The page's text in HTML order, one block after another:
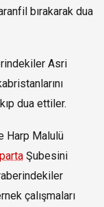
bırakarak dua
Asri
dua ettiler.
Harp Malulü
Şubesini
çalışmaları